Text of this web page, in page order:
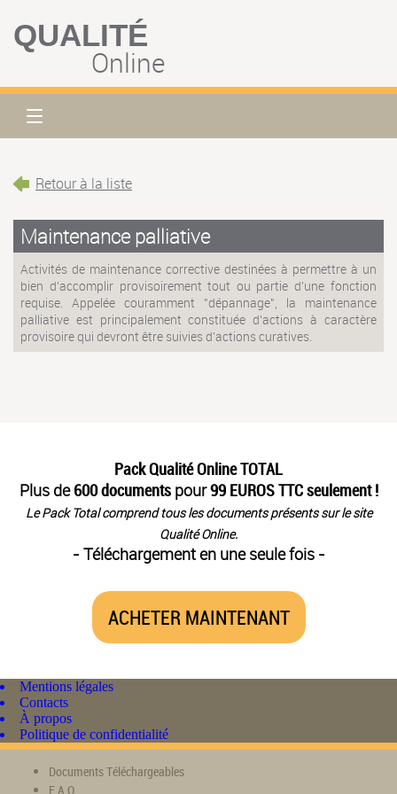
QUALITÉ
Online
Retour à la liste
Maintenance palliative
Activités de maintenance corrective destinées à permettre à un
bien d'accomplir provisoirement tout ou partie d'une fonction
requise. Appelée couramment "dépannage", la maintenance
palliative est principalement constituée d'actions à caractère
provisoire qui devront être suivies d'actions curatives.
Pack Qualité Online TOTAL
Plus de600 documentspour99 EUROS TTC seulement !
Le Pack Total comprend tous les documents présents sur le site
Qualité Online.
- Téléchargement en une seule fois -
ACHETER MAINTENANT
Mentions légales
Contacts
À propos
Politique de confidentialité
Documents Téléchargeables
F.A.Q